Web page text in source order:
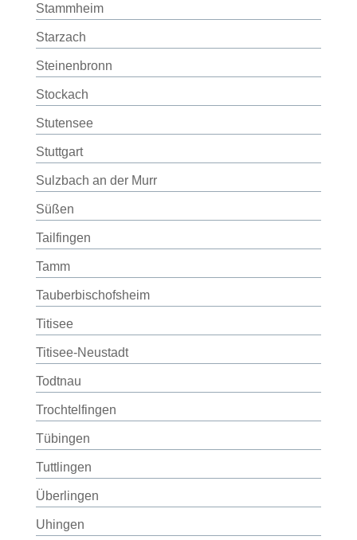
Stammheim
Starzach
Steinenbronn
Stockach
Stutensee
Stuttgart
Sulzbach an der Murr
Süßen
Tailfingen
Tamm
Tauberbischofsheim
Titisee
Titisee-Neustadt
Todtnau
Trochtelfingen
Tübingen
Tuttlingen
Überlingen
Uhingen